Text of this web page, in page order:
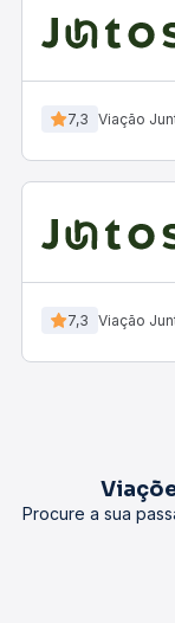
7,3 Viação
7,3 Viação
Procure a sua